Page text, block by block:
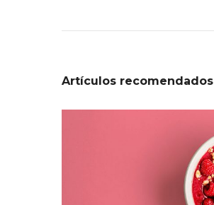
Artículos recomendados